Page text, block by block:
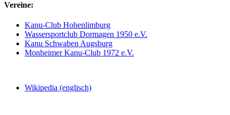
Vereine:
Kanu-Club Hohenlimburg
Wassersportclub Dormagen 1950 e.V.
Kanu Schwaben Augsburg
Monheimer Kanu-Club 1972 e.V.
Wikipedia (englisch)